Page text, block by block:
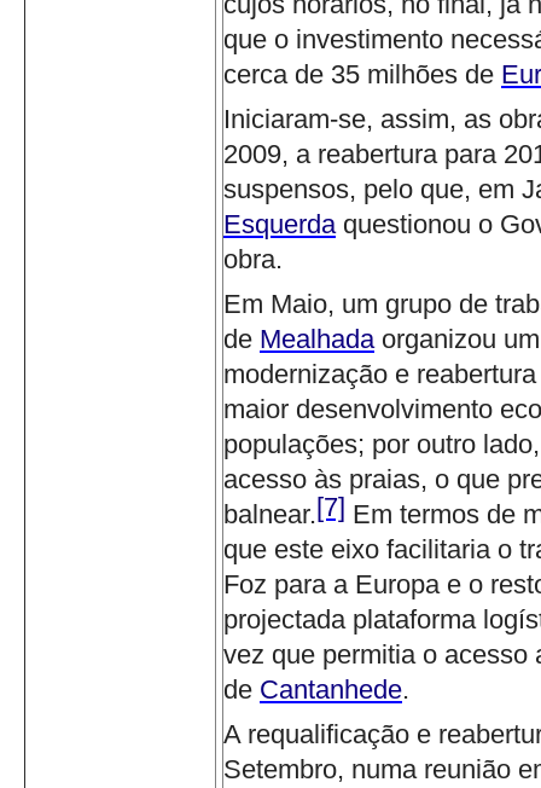
que o investimento
cerca de 35 milhões de
Iniciaram-se, assim, as
2009, a reabertura para
suspensos, pelo que, em
Esquerda questionou o
obra.
Em Maio, um grupo de
de Mealhada organizou
modernização e
maior desenvolvimento
populações; por outro
acesso às praias, o que
balnear.[7] Em termos de
que este eixo facilitaria o
Foz para a Europa e o
projectada plataforma
vez que permitia o acesso
de Cantanhede.
A requalificação e
Setembro, numa reunião